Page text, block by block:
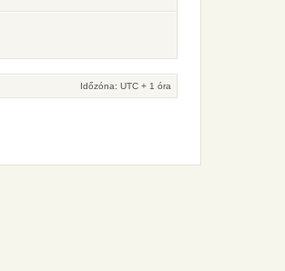
Időzóna: UTC + 1 óra